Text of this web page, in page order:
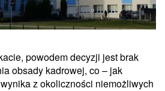
powodem decyzji jest brak
obsady kadrowej, co – jak
z okoliczności niemożliwych